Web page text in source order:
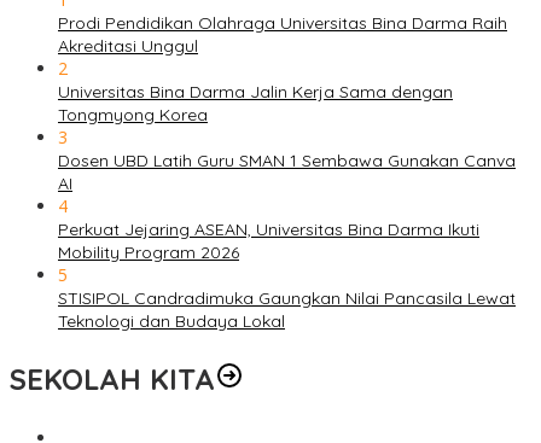
Prodi Pendidikan Olahraga Universitas Bina Darma Raih
Akreditasi Unggul
2
Universitas Bina Darma Jalin Kerja Sama dengan
Tongmyong Korea
3
Dosen UBD Latih Guru SMAN 1 Sembawa Gunakan Canva
AI
4
Perkuat Jejaring ASEAN, Universitas Bina Darma Ikuti
Mobility Program 2026
5
STISIPOL Candradimuka Gaungkan Nilai Pancasila Lewat
Teknologi dan Budaya Lokal
SEKOLAH KITA